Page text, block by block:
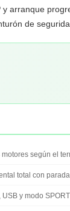
arranque
de
según el
total con parada
y modo